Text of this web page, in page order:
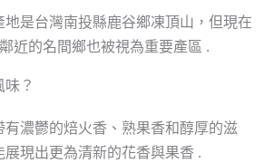
是台灣南投縣鹿谷鄉凍頂山，但現在
近的名間鄉也被視為重要產區 .
？
濃鬱的焙火香、熟果香和醇厚的滋
現出更為清新的花香與果香 .